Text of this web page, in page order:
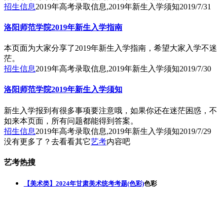
招生信息2019年高考录取信息,2019年新生入学须知2019/7/31
洛阳师范学院2019年新生入学指南
本页面为大家分享了2019年新生入学指南，希望大家入学不迷
茫。
招生信息2019年高考录取信息,2019年新生入学须知2019/7/30
洛阳师范学院2019年新生入学须知
新生入学报到有很多事项要注意哦，如果你还在迷茫困惑，不
如来本页面，所有问题都能得到答案。
招生信息2019年高考录取信息,2019年新生入学须知2019/7/29
没有更多了？去看看其它艺考内容吧
艺考热搜
【美术类】2024年甘肃美术统考考题(色彩)色彩